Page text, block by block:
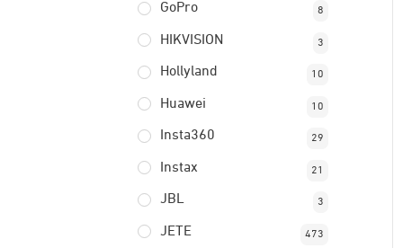
GoPro 8
HIKVISION 3
Hollyland 10
Huawei 10
Insta360 29
Instax 21
JBL 3
JETE 473